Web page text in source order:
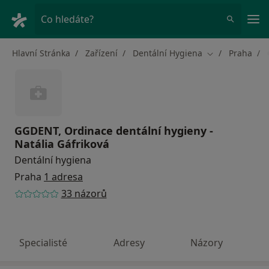
Co hledáte?
Hlavní Stránka Zařízení Dentální Hygiena Změna města
Praha
GGDENT, Ordinace dentální hygieny -
Natália Gáfriková
Dentální hygiena
Praha 1 adresa
33 názorů
Specialisté Adresy Názory